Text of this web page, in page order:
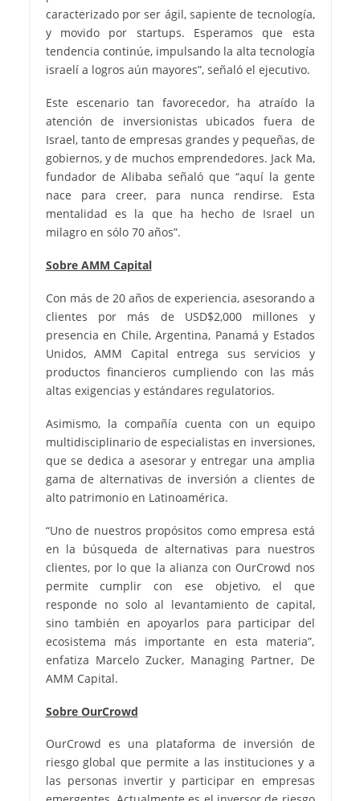
caracterizado por ser ágil, sapiente de tecnología,
y movido por startups. Esperamos que esta
tendencia continúe, impulsando la alta tecnología
israelí a logros aún mayores”, señaló el ejecutivo.
Este escenario tan favorecedor, ha atraído la
atención de inversionistas ubicados fuera de
Israel, tanto de empresas grandes y pequeñas, de
gobiernos, y de muchos emprendedores. Jack Ma,
fundador de Alibaba señaló que “aquí la gente
nace para creer, para nunca rendirse. Esta
mentalidad es la que ha hecho de Israel un
milagro en sólo 70 años”.
Sobre AMM Capital
Con más de 20 años de experiencia, asesorando a
clientes por más de USD$2,000 millones y
presencia en Chile, Argentina, Panamá y Estados
Unidos, AMM Capital entrega sus servicios y
productos financieros cumpliendo con las más
altas exigencias y estándares regulatorios.
Asimismo, la compañía cuenta con un equipo
multidisciplinario de especialistas en inversiones,
que se dedica a asesorar y entregar una amplia
gama de alternativas de inversión a clientes de
alto patrimonio en Latinoamérica.
“Uno de nuestros propósitos como empresa está
en la búsqueda de alternativas para nuestros
clientes, por lo que la alianza con OurCrowd nos
permite cumplir con ese objetivo, el que
responde no solo al levantamiento de capital,
sino también en apoyarlos para participar del
ecosistema más importante en esta materia”,
enfatiza Marcelo Zucker, Managing Partner, De
AMM Capital.
Sobre OurCrowd
OurCrowd es una plataforma de inversión de
riesgo global que permite a las instituciones y a
las personas invertir y participar en empresas